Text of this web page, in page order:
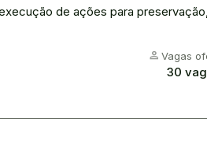
de ações para
PersonVagas
30